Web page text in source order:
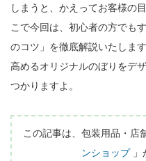
しまうと、かえってお客様の
こで今回は、初心者の方でも
のコツ」を徹底解説いたしま
高めるオリジナルのぼりをデ
つかりますよ。
この記事は、包装用品・店
ンショップ 」